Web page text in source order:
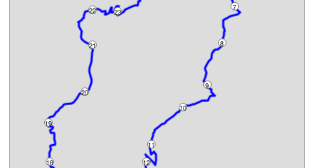
8
12
20
10
18
22 7
9
11
19
21
23